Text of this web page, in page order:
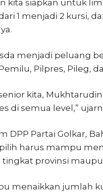
kita siapkan untuk
1 menjadi 2 kursi,
menjadi peluang
Pilpres, Pileg,
kita,
di semua level,”
DPP Partai Golkar,
harus mampu
provinsi
menaikkan jumlah